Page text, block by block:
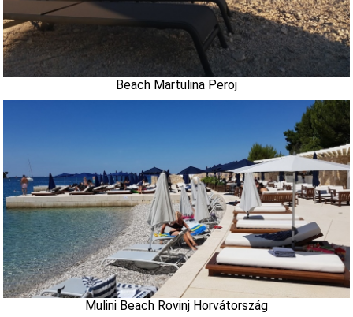
Beach Martulina Peroj
Mulini Beach Rovinj Horvátország